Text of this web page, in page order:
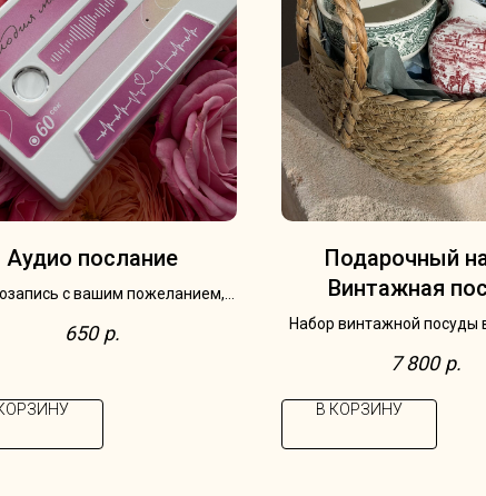
Аудио послание
с вашим пожеланием,
цитатой для получателя
650 р.
Подарочный
Винтажная
Набор винтажной посуды
Германия, серия
7 800 р.
В КОРЗИНУ